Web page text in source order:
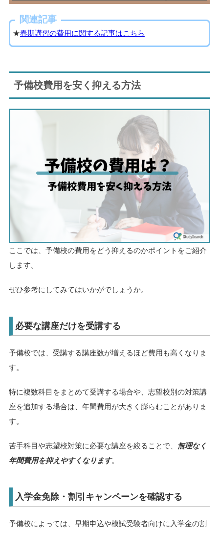
関連記事
★春期講習の費用に関する記事はこちら
予備校費用を安く抑える方法
ここでは、予備校の費用をどう抑えるのかポイントをご紹介
します。
ぜひ参考にしてみてはいかがでしょうか。
必要な講座だけを受講する
予備校では、受講する講座数が増えるほど費用も高くなりま
す。
特に複数科目をまとめて受講する場合や、志望校別の対策講
座を追加する場合は、年間費用が大きく膨らむことがありま
す。
苦手科目や志望校対策に必要な講座を絞ることで、 無理なく
年間費用を抑えやすくなります。
入学金免除・割引キャンペーンを確認する
予備校によっては、早期申込や模試受験者向けに入学金の割